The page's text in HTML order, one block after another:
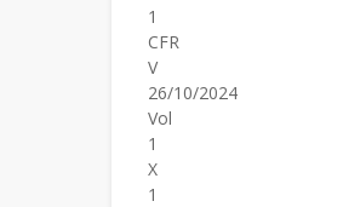
1
CFR
V
26/10/2024
Vol
1
X
1